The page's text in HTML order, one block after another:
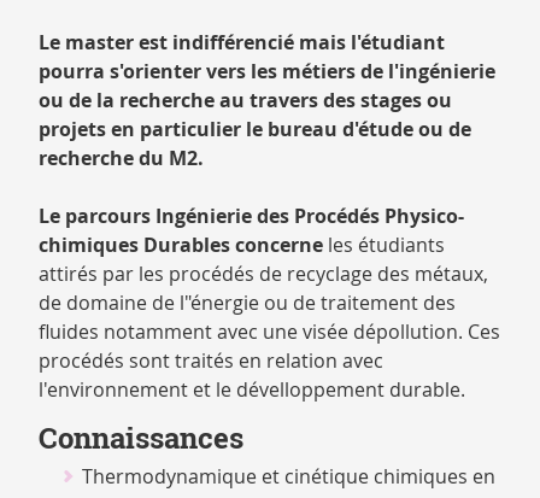
Le master est indifférencié mais l'étudiant
pourra s'orienter vers les métiers de l'ingénierie
ou de la recherche au travers des stages ou
projets en particulier le bureau d'étude ou de
recherche du M2.
Le parcours Ingénierie des Procédés Physico-
chimiques Durables concerne les étudiants
attirés par les procédés de recyclage des métaux,
de domaine de l"énergie ou de traitement des
fluides notamment avec une visée dépollution. Ces
procédés sont traités en relation avec
l'environnement et le dévelloppement durable.
Connaissances
Thermodynamique et cinétique chimiques en